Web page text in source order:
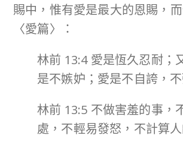
賜中，惟有愛是最大的恩賜，
〈愛篇〉：
林前 13:4 愛是恆久忍耐；
是不嫉妒；愛是不自誇，不
林前 13:5 不做害羞的事，
處，不輕易發怒，不計算人